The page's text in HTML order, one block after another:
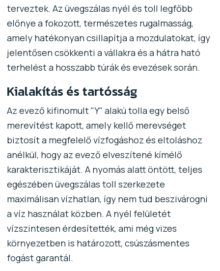
terveztek. Az üvegszálas nyél és toll legfőbb
előnye a fokozott, természetes rugalmasság,
amely hatékonyan csillapítja a mozdulatokat, így
jelentősen csökkenti a vállakra és a hátra ható
terhelést a hosszabb túrák és evezések során.
Kialakítás és tartósság
Az evező kifinomult "Y" alakú tolla egy belső
merevítést kapott, amely kellő merevséget
biztosít a megfelelő vízfogáshoz és eltoláshoz
anélkül, hogy az evező elveszítené kímélő
karakterisztikáját. A nyomás alatt öntött, teljes
egészében üvegszálas toll szerkezete
maximálisan vízhatlan, így nem tud beszivárogni
a víz használat közben. A nyél felületét
vízszintesen érdesítették, ami még vizes
környezetben is határozott, csúszásmentes
fogást garantál.